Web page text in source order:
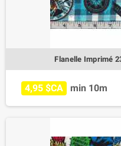
Flanelle Imprimé
4,95 $CA min 10m